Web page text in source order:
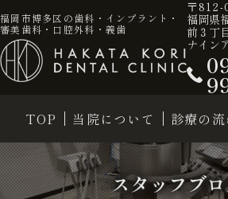
福岡市博多区の歯科・インプラント・
審美歯科・口腔外科・義歯
〒812-
福岡県
前３丁
ナイン
TOP 当院について 診療の
スタッフブ